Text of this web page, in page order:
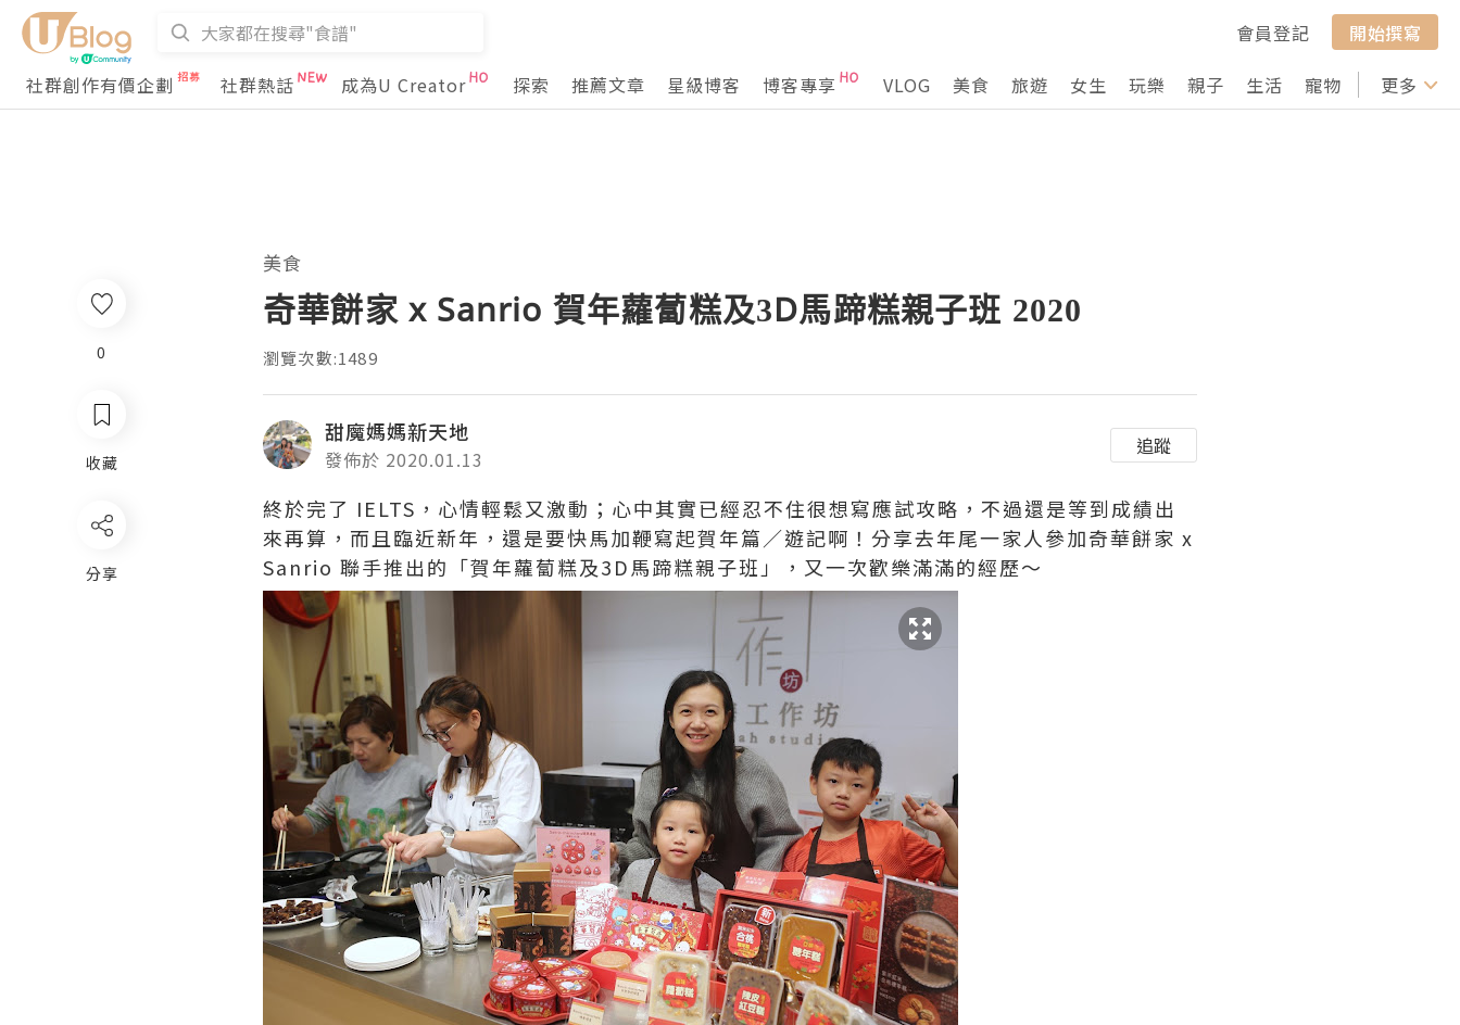
會員登記
開始撰寫
社群創作有價企劃
社群熱話 成為U Creator 探索 推薦文章 星級博客 博客專享 VLOG 美食 旅遊 女生 玩樂 親子 生活 寵物 行山 打卡
更多
0
收藏
分享
美食
奇華餅家 x Sanrio 賀年蘿蔔糕及3D馬蹄糕親子班 2020
瀏覽次數:1489
甜魔媽媽新天地
發佈於 2020.01.13
追蹤
終於完了 IELTS，心情輕鬆又激動；心中其實已經忍不住很想寫應試攻略，不過還是等到成績出
來再算，而且臨近新年，還是要快馬加鞭寫起賀年篇／遊記啊！分享去年尾一家人參加奇華餅家 x
Sanrio 聯手推出的「賀年蘿蔔糕及3D馬蹄糕親子班」，又一次歡樂滿滿的經歷～